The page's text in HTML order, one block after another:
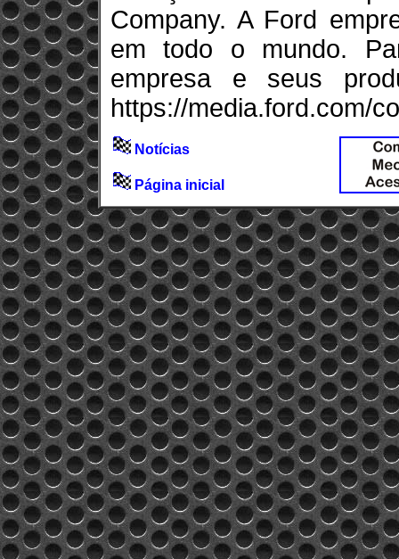
Company. A Ford
em todo o mundo.
empresa e seus
https://media.ford.com/
Notícias
Página inicial